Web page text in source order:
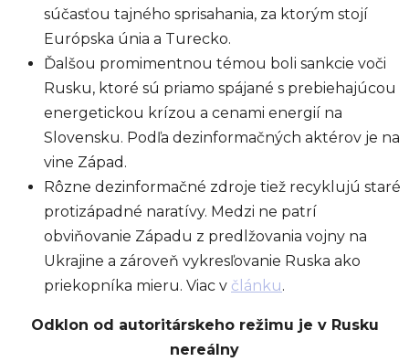
súčasťou tajného sprisahania, za ktorým stojí
Európska únia a Turecko.
Ďalšou promimentnou témou boli sankcie voči
Rusku, ktoré sú priamo spájané s prebiehajúcou
energetickou krízou a cenami energií na
Slovensku. Podľa dezinformačných aktérov je na
vine Západ.
Rôzne dezinformačné zdroje tiež recyklujú staré
protizápadné naratívy. Medzi ne patrí
obviňovanie Západu z predlžovania vojny na
Ukrajine a zároveň vykresľovanie Ruska ako
priekopníka mieru. Viac v článku.
Odklon od autoritárskeho režimu je v Rusku
nereálny